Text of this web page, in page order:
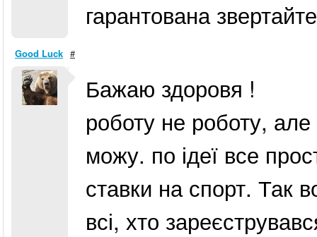
гарантована
Good Luck #
Бажаю здоровя !
роботу не роботу,
можу. по ідеї все
ставки на спорт. Так
всі, хто